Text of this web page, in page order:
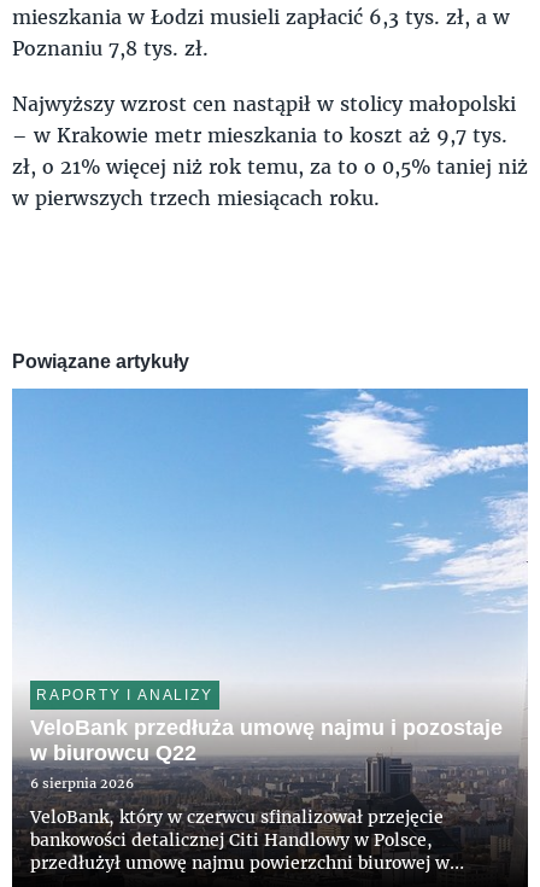
mieszkania w Łodzi musieli zapłacić 6,3 tys. zł, a w
Poznaniu 7,8 tys. zł.
Najwyższy wzrost cen nastąpił w stolicy małopolski
– w Krakowie metr mieszkania to koszt aż 9,7 tys.
zł, o 21% więcej niż rok temu, za to o 0,5% taniej niż
w pierwszych trzech miesiącach roku.
Powiązane artykuły
RAPORTY I ANALIZY
VeloBank przedłuża umowę najmu i pozostaje
w biurowcu Q22
6 sierpnia 2026
VeloBank, który w czerwcu sfinalizował przejęcie
bankowości detalicznej Citi Handlowy w Polsce,
przedłużył umowę najmu powierzchni biurowej w